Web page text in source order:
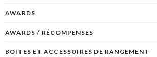
AWARDS
AWARDS / RÉCOMPENSES
BOITES ET ACCESSOIRES DE RANGEMENT